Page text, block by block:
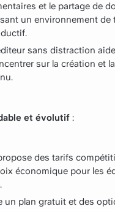
et le partage de
un environnement de
sans distraction
sur la création et
et évolutif :
des tarifs
économique pour les
un plan gratuit et des